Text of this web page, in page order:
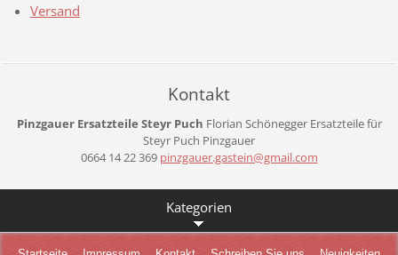
Versand
Kontakt
Pinzgauer Ersatzteile Steyr Puch Florian SchöneggerErsatzteile für
Steyr Puch Pinzgauer
0664 14 22 369 pinzgauer.gastein@gmail.com
Kategorien